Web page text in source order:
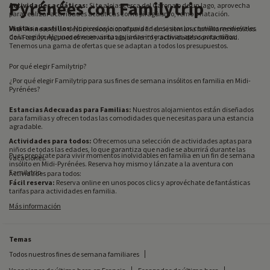
Actividades acuáticas: Si te alojas cerca del Garona o de un lago, aprovecha
para realizar actividades acuáticas como piragüismo, remo o natación.
Visitas a castillos:No pierdas la oportunidad de visitar los castillos medievales
de la región. Algunos ofrecen visitas guiadas interactivas aptas para niños.
Pyrénées con Familytrip
Midi-Pirineos es un destino excepcional para fines de semana familiares insólitos.
Con Familytrip, puedes reservar tu alojamiento y actividades con facilidad.
Tenemos una gama de ofertas que se adaptan a todos los presupuestos.
Por qué elegir Familytrip?
¿Por qué elegir Familytrip para sus fines de semana insólitos en familia en Midi-
Pyrénées?
Estancias Adecuadas para Familias: Nuestros alojamientos están diseñados
para familias y ofrecen todas las comodidades que necesitas para una estancia
agradable.
Actividades para todos: Ofrecemos una selección de actividades aptas para
niños de todas las edades, lo que garantiza que nadie se aburrirá durante las
vacaciones.
Actividades para todos:
Fácil reserva: Reserva online en unos pocos clics y aprovéchate de fantásticas
tarifas para actividades en familia.
Actividades para todos:
Pues prepárate para vivir momentos inolvidables en familia en un fin de semana
insólito en Midi-Pyrénées. Reserva hoy mismo y lánzate a la aventura con
Familytrip.
Más información
Temas
Todos nuestros fines de semana familiares